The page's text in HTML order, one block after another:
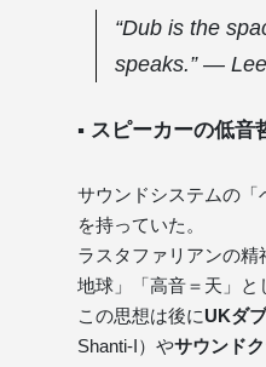
“Dub is the
speaks.” —
▪ スピーカーの低音
サウンドシステムの「
を持っていた。
ラスタファリアンの精
地球」「高音＝天」と
この思想は後にUKダブ
Shanti-I）やサウンド